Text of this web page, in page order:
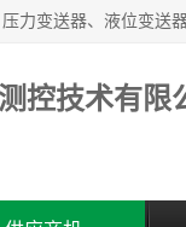
控技术有限